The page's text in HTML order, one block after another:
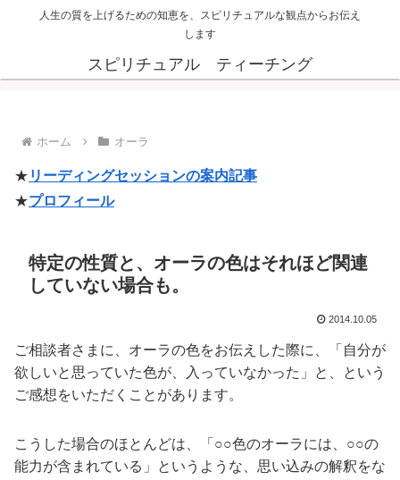
人生の質を上げるための知恵を、スピリチュアルな観点からお伝え
します
スピリチュアル ティーチング
ホーム オーラ
★ リーディングセッションの案内記事
★プロフィール
特定の性質と、オーラの色はそれほど関連
していない場合も。
2014.10.05
ご相談者さまに、オーラの色をお伝えした際に、「自分が
欲しいと思っていた色が、入っていなかった」と、という
ご感想をいただくことがあります。
こうした場合のほとんどは、「○○色のオーラには、○○の
能力が含まれている」というような、思い込みの解釈をな